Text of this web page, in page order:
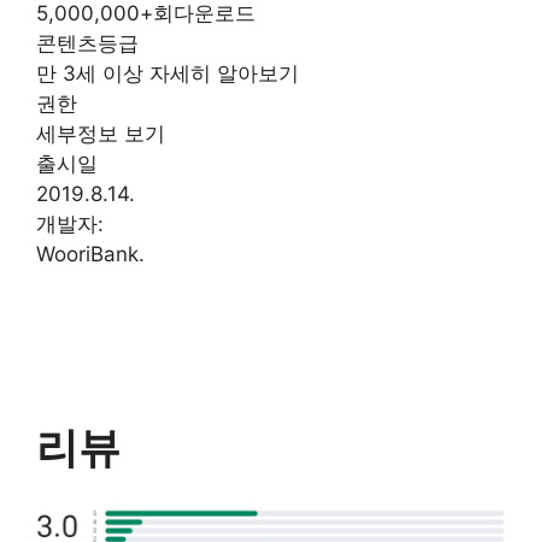
5,000,000+회다운로드
콘텐츠등급
만 3세 이상 자세히 알아보기
권한
세부정보 보기
출시일
2019.8.14.
개발자:
WooriBank.
리뷰